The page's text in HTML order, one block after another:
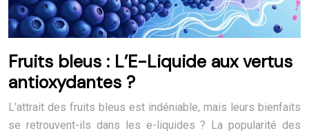
Fruits bleus : L’E-Liquide aux vertus
antioxydantes ?
L’attrait des fruits bleus est indéniable, mais leurs bienfaits
se retrouvent-ils dans les e-liquides ? La popularité des